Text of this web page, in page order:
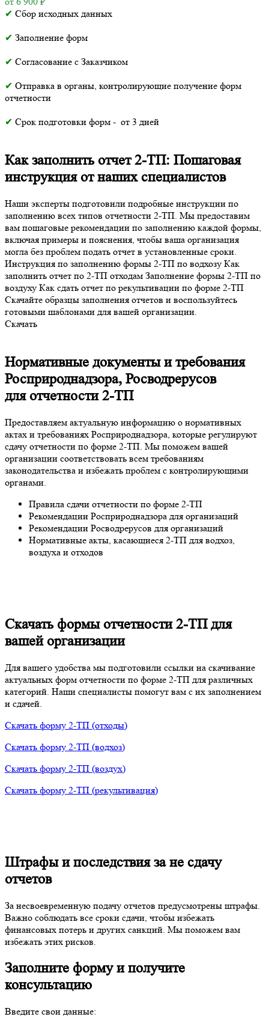
✔ Сбор исходных данных
✔ Заполнение форм
✔ Согласование с Заказчиком
✔ Отправка в органы, контролирующие получение форм
отчетности
✔ Срок подготовки форм - от 3 дней
Как заполнить отчет 2-ТП: Пошаговая
инструкция от наших специалистов
Наши эксперты подготовили подробные инструкции по
заполнению всех типов отчетности 2-ТП. Мы предоставим
вам пошаговые рекомендации по заполнению каждой формы,
включая примеры и пояснения, чтобы ваша организация
могла без проблем подать отчет в установленные сроки.
Инструкция по заполнению формы 2-ТП по водхозу Как
заполнить отчет по 2-ТП отходам Заполнение формы 2-ТП по
воздуху Как сдать отчет по рекультивации по форме 2-ТП
Скачайте образцы заполнения отчетов и воспользуйтесь
готовыми шаблонами для вашей организации.
Скачать
Нормативные документы и требования
Росприроднадзора, Росводрерусов
для отчетности 2-ТП
Предоставляем актуальную информацию о нормативных
актах и требованиях Росприроднадзора, которые регулируют
сдачу отчетности по форме 2-ТП. Мы поможем вашей
организации соответствовать всем требованиям
законодательства и избежать проблем с контролирующими
органами.
Правила сдачи отчетности по форме 2-ТП
Рекомендации Росприроднадзора для организаций
Рекомендации Росводрерусов для организаций
Нормативные акты, касающиеся 2-ТП для водхоз,
воздуха и отходов
Скачать формы отчетности 2-ТП для
вашей организации
Для вашего удобства мы подготовили ссылки на скачивание
актуальных форм отчетности по форме 2-ТП для различных
категорий. Наши специалисты помогут вам с их заполнением
и сдачей.
Скачать форму 2-ТП (отходы)
Скачать форму 2-ТП (водхоз)
Скачать форму 2-ТП (воздух)
Скачать форму 2-ТП (рекультивация)
Штрафы и последствия за не сдачу
отчетов
За несвоевременную подачу отчетов предусмотрены штрафы.
Важно соблюдать все сроки сдачи, чтобы избежать
финансовых потерь и других санкций. Мы поможем вам
избежать этих рисков.
Заполните форму и получите
консультацию
Введите свои данные: